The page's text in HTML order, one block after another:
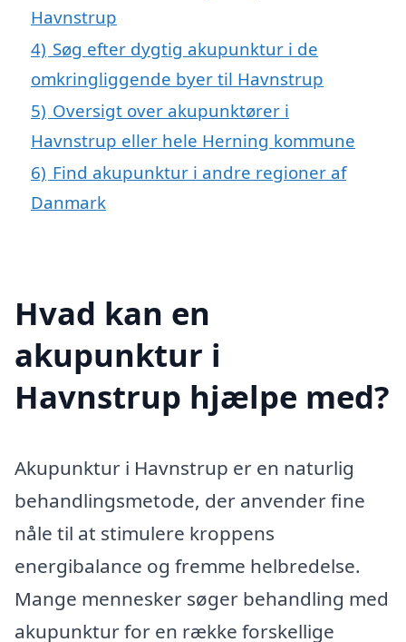
Havnstrup
4) Søg efter dygtig akupunktur i de
omkringliggende byer til Havnstrup
5) Oversigt over akupunktører i
Havnstrup eller hele Herning kommune
6) Find akupunktur i andre regioner af
Danmark
Hvad kan en
akupunktur i
Havnstrup hjælpe med?
Akupunktur i Havnstrup er en naturlig
behandlingsmetode, der anvender fine
nåle til at stimulere kroppens
energibalance og fremme helbredelse.
Mange mennesker søger behandling med
akupunktur for en række forskellige